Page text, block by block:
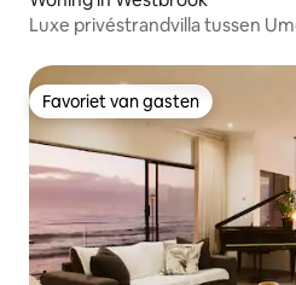
Luxe privéstrandvilla tussen
Favoriet van gasten
Favoriet van gasten